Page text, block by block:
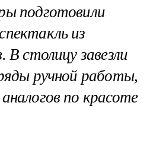
подготовили
из
В столицу завезли
ручной работы,
по красоте